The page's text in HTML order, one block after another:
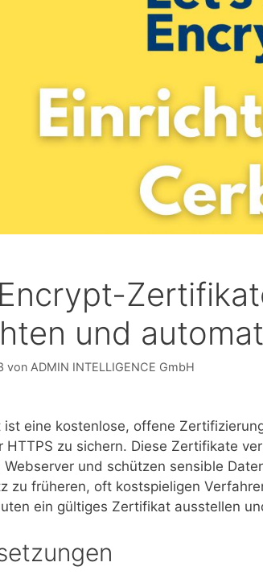
Encrypt-
und
von ADMIN INTELLIGENCE GmbH
ist eine kostenlose, offene
HTTPS zu sichern. Diese Zertifikate
Webserver und schützen sensible
zu früheren, oft kostspieligen
ein gültiges Zertifikat ausstellen